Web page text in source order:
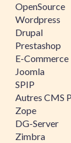
OpenSource
Wordpress
Drupal
Prestashop
E-Commerce
Joomla
SPIP
Autres CMS
Zope
DG-Server
Zimbra